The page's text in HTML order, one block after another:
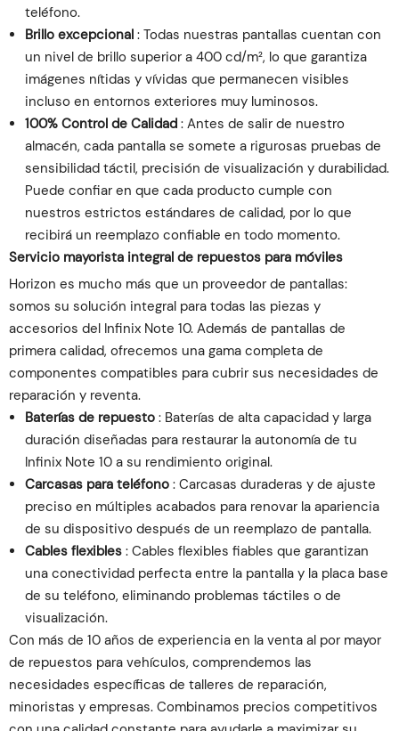
teléfono.
Brillo excepcional : Todas nuestras pantallas cuentan con
un nivel de brillo superior a 400 cd/m², lo que garantiza
imágenes nítidas y vívidas que permanecen visibles
incluso en entornos exteriores muy luminosos.
100% Control de Calidad : Antes de salir de nuestro
almacén, cada pantalla se somete a rigurosas pruebas de
sensibilidad táctil, precisión de visualización y durabilidad.
Puede confiar en que cada producto cumple con
nuestros estrictos estándares de calidad, por lo que
recibirá un reemplazo confiable en todo momento.
Servicio mayorista integral de repuestos para móviles
Horizon es mucho más que un proveedor de pantallas:
somos su solución integral para todas las piezas y
accesorios del Infinix Note 10. Además de pantallas de
primera calidad, ofrecemos una gama completa de
componentes compatibles para cubrir sus necesidades de
reparación y reventa.
Baterías de repuesto : Baterías de alta capacidad y larga
duración diseñadas para restaurar la autonomía de tu
Infinix Note 10 a su rendimiento original.
Carcasas para teléfono : Carcasas duraderas y de ajuste
preciso en múltiples acabados para renovar la apariencia
de su dispositivo después de un reemplazo de pantalla.
Cables flexibles : Cables flexibles fiables que garantizan
una conectividad perfecta entre la pantalla y la placa base
de su teléfono, eliminando problemas táctiles o de
visualización.
Con más de 10 años de experiencia en la venta al por mayor
de repuestos para vehículos, comprendemos las
necesidades específicas de talleres de reparación,
minoristas y empresas. Combinamos precios competitivos